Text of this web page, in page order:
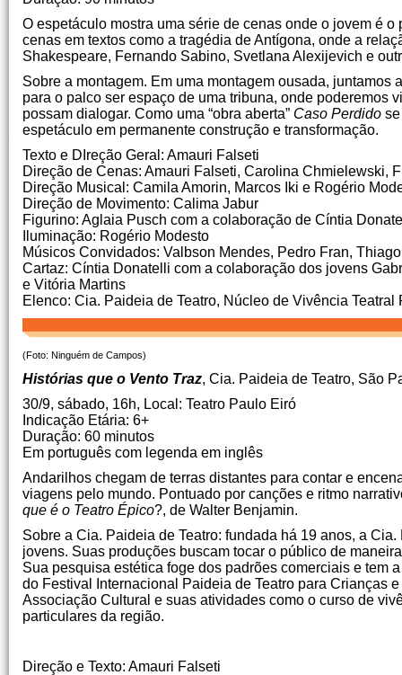
O espetáculo mostra uma série de cenas onde o jovem é
cenas em textos como a tragédia de Antígona, onde a
Shakespeare, Fernando Sabino, Svetlana Alexijevich e
Sobre a montagem. Em uma montagem ousada,
para o palco ser espaço de uma tribuna, onde poderemos
possam dialogar. Como uma “obra aberta” Caso Perdido
espetáculo em permanente construção e transformação.
Texto e DIreção Geral: Amauri Falseti
Direção de Cenas: Amauri Falseti, Carolina Chmielewski,
Direção Musical: Camila Amorin, Marcos Iki e Rogério
Direção de Movimento: Calima Jabur
Figurino: Aglaia Pusch com a colaboração de Cíntia
Iluminação: Rogério Modesto
Músicos Convidados: Valbson Mendes, Pedro Fran,
Cartaz: Cíntia Donatelli com a colaboração dos jovens
e Vitória Martins
Elenco: Cia. Paideia de Teatro, Núcleo de Vivência
(Foto: Ninguém de Campos)
Histórias que o Vento Traz, Cia. Paideia de Teatro, São
30/9, sábado, 16h, Local: Teatro Paulo Eiró
Indicação Etária: 6+
Duração: 60 minutos
Em português com legenda em inglês
Andarilhos chegam de terras distantes para contar e
viagens pelo mundo. Pontuado por canções e ritmo
que é o Teatro Épico?, de Walter Benjamin.
Sobre a Cia. Paideia de Teatro: fundada há 19 anos, a
jovens. Suas produções buscam tocar o público de
Sua pesquisa estética foge dos padrões comerciais e tem
do Festival Internacional Paideia de Teatro para Crianças
Associação Cultural e suas atividades como o curso de
particulares da região.
Direção e Texto: Amauri Falseti